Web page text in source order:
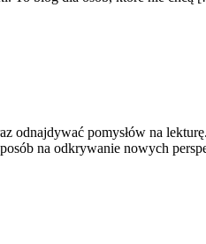
odnajdywać pomysłów na
na odkrywanie nowych